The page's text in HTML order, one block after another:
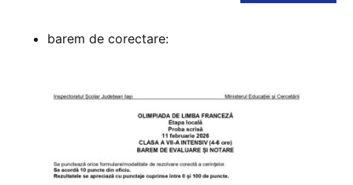
barem de corectare: